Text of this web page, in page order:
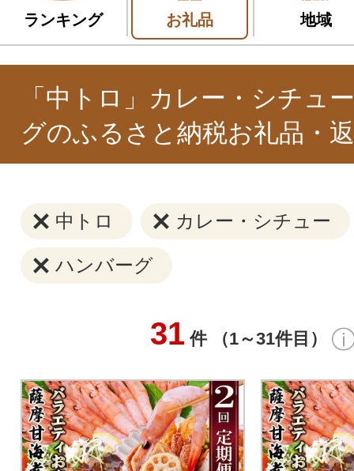
ランキング お礼品 地域
「中トロ」カレー・シチュ
グのふるさと納税お礼品・
中トロ カレー・シチュー
ハンバーグ
31 件 （1～31件目）